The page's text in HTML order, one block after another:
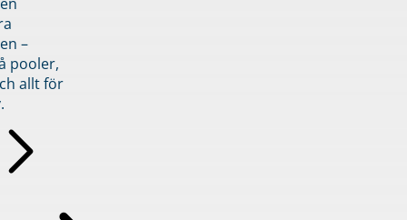
–
pooler,
allt för